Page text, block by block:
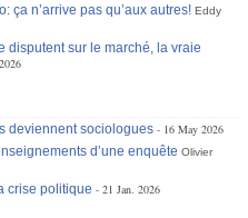
ça n’arrive pas qu’aux autres! Eddy
disputent sur le marché, la vraie
deviennent sociologues
16 May 2026
d’une enquête Olivier
crise politique
21 Jan. 2026